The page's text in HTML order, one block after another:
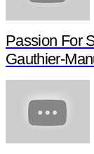
Passion For
Gauthier-